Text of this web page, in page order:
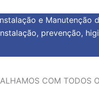
e Manutenção
prevenção,
COM TODOS